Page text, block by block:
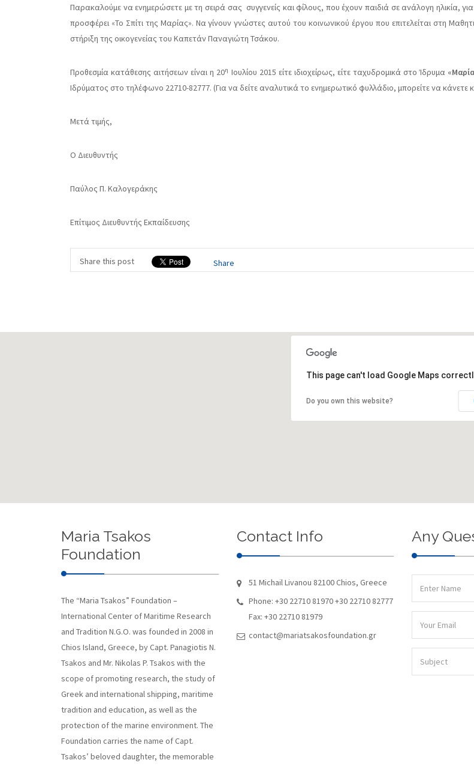
Παρακαλούμε να ενημερώσετε με τη σειρά σας συγγενείς και φίλους, που έχουν παιδιά σε ανάλογη ηλικία,
προσφέρει «Το Σπίτι της Μαρίας». Να γίνουν γνώστες αυτού του κοινωνικού έργου που επιτελείται στη
στήριξη της οικογενείας του Καπετάν Παναγιώτη Τσάκου.
Προθεσμία κατάθεσης αιτήσεων είναι η 20η Ιουλίου 2015 είτε ιδιοχείρως, είτε ταχυδρομικά στο Ίδρυμα
Ιδρύματος στο τηλέφωνο 22710-82777. (Για να δείτε αναλυτικά το ενημερωτικό φυλλάδιο, μπορείτε να κάνετε
Μετά τιμής,
Ο Διευθυντής
Παύλος Π. Καλογεράκης
Επίτιμος Διευθυντής Εκπαίδευσης
Share this post Share
This page can't load Google Maps
Do you own this website?
Maria Tsakos
Foundation
The “Maria Tsakos” Foundation –
International Center of Maritime Research
and Tradition N.G.O. was founded in 2008 in
Chios Island, Greece, by Capt. Panagiotis N.
Tsakos and Mr. Nikolas P. Tsakos with the
scope of promoting research, the study of
Greek and international shipping, maritime
tradition and education, as well as the
protection of the marine environment. The
Foundation carries the name of Capt.
Tsakos’ beloved daughter, the memorable
Contact Info
51 Michail Livanou 82100 Chios, Greece
Phone: +30 22710 81970 +30 22710 82777
Fax: +30 22710 81979
contact@mariatsakosfoundation.gr
Any